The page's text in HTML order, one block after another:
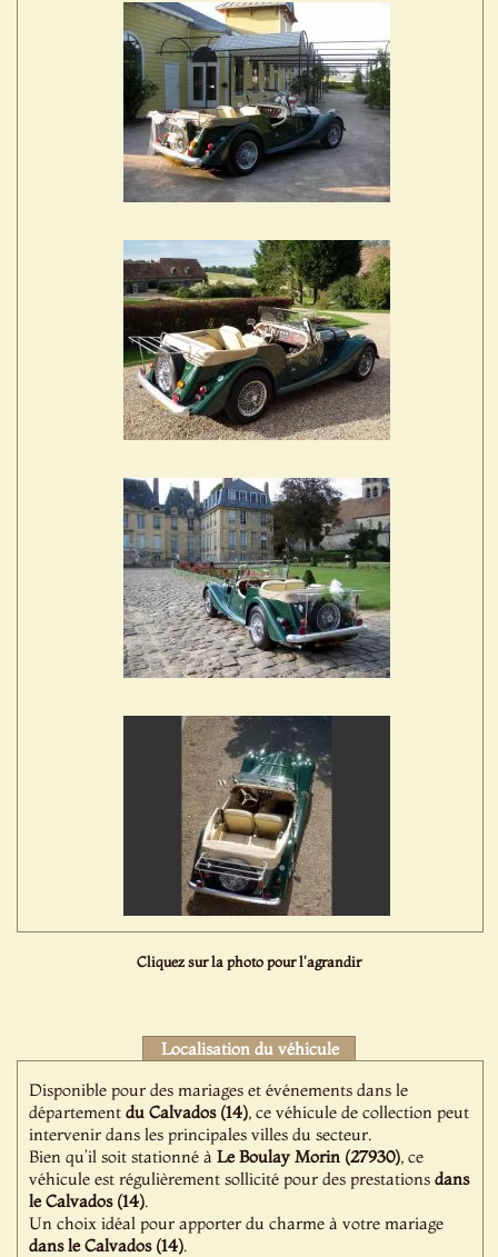
Cliquez sur la photo pour l'agrandir
Localisation du véhicule
Disponible pour des mariages et événements dans le
départementdu Calvados (14), ce véhicule de collection peut
intervenir dans les principales villes du secteur.
Bien qu’il soit stationné àLe Boulay Morin (27930), ce
véhicule est régulièrement sollicité pour des prestationsdans
le Calvados (14).
Un choix idéal pour apporter du charme à votre mariage
dans le Calvados (14).